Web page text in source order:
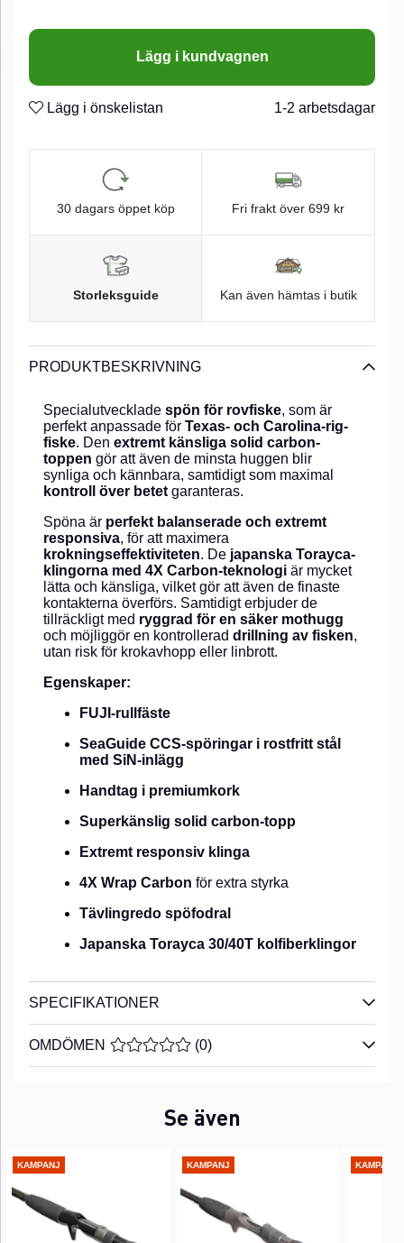
Lägg i kundvagnen
Lägg i önskelistan 1-2 arbetsdagar
30 dagars öppet köp Fri frakt över 699 kr
Storleksguide Kan även hämtas i butik
PRODUKTBESKRIVNING
Specialutvecklade spön för rovfiske, som är
perfekt anpassade för Texas- och Carolina-rig-
fiske. Den extremt känsliga solid carbon-
toppen gör att även de minsta huggen blir
synliga och kännbara, samtidigt som maximal
kontroll över betet garanteras.
Spöna är perfekt balanserade och extremt
responsiva, för att maximera
krokningseffektiviteten. De japanska Torayca-
klingorna med 4X Carbon-teknologi är mycket
lätta och känsliga, vilket gör att även de finaste
kontakterna överförs. Samtidigt erbjuder de
tillräckligt med ryggrad för en säker mothugg
och möjliggör en kontrollerad drillning av fisken,
utan risk för krokavhopp eller linbrott.
Egenskaper:
FUJI-rullfäste
SeaGuide CCS-spöringar i rostfritt stål
med SiN-inlägg
Handtag i premiumkork
Superkänslig solid carbon-topp
Extremt responsiv klinga
4X Wrap Carbon för extra styrka
Tävlingredo spöfodral
Japanska Torayca 30/40T kolfiberklingor
SPECIFIKATIONER
OMDÖMEN MEDELBETYG 0 AV 5 ANTAL BETYG 0
(0)
Se även
KAMPANJ KAMPANJ KAMPANJ